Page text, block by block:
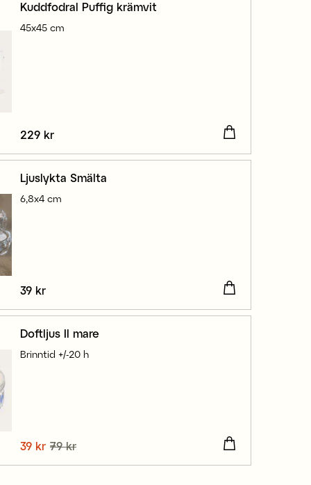
Kuddfodral Puffig krämvit
45x45 cm
Pris:229 kr
229 kr
Ljuslykta Smälta
6,8x4 cm
Pris:
39 kr
Doftljus Il mare
Brinntid +/-20 h
Nuvarande pris 79 kr
39 kr 79 kr